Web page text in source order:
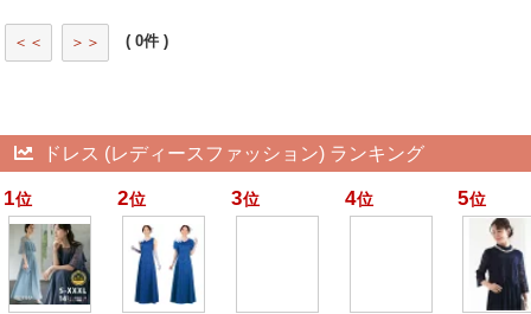
＜＜ ＞＞ ( 0件 )
ドレス (レディースファッション) ランキング
1位 2位 3位 4位 5位